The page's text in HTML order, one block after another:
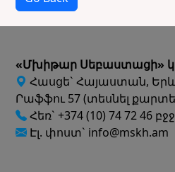
«Մխիթար Սեբաստացի»
Հասցե` Հայաստան,
Րաֆֆու 57 (տեսնել
Հեռ` +374 (10) 74 72 46
Էլ. փոստ` info@mskh.am